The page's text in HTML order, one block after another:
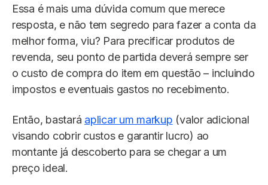
Essa é mais uma dúvida comum que merece
resposta, e não tem segredo para fazer a conta da
melhor forma, viu? Para precificar produtos de
revenda, seu ponto de partida deverá sempre ser
o custo de compra do item em questão – incluindo
impostos e eventuais gastos no recebimento.
Então, bastará aplicar um markup (valor adicional
visando cobrir custos e garantir lucro) ao
montante já descoberto para se chegar a um
preço ideal.